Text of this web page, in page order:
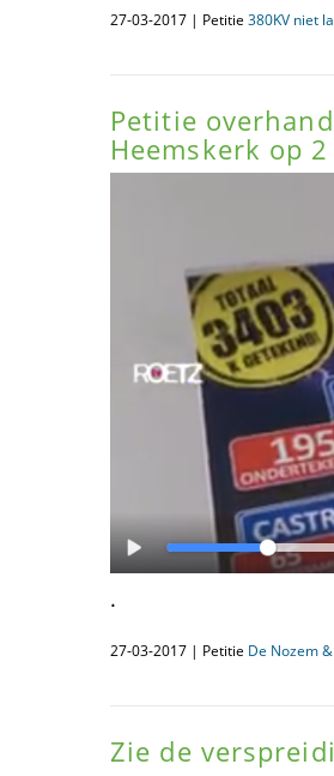
27-03-2017 | Petitie 380KV niet
Petitie
Heemskerk op
.
27-03-2017 | Petitie De Nozem
Zie de